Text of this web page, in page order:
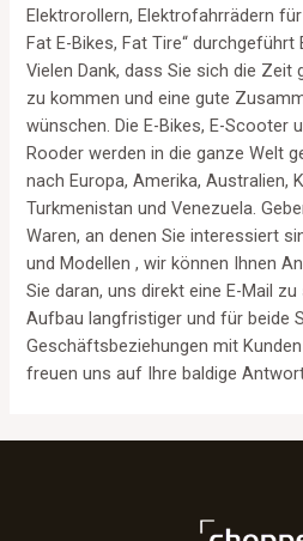
Elektrorollern, Elektrofahrrädern
Fat E-Bikes, Fat Tire“ durchgeführt
Vielen Dank, dass Sie sich die Zeit
zu kommen und eine gute
wünschen. Die E-Bikes, E-Scooter
Rooder werden in die ganze Welt
nach Europa, Amerika, Australien,
Turkmenistan und Venezuela.
Waren, an denen Sie interessiert
und Modellen , wir können Ihnen
Sie daran, uns direkt eine E-Mail
Aufbau langfristiger und für beide
Geschäftsbeziehungen mit
freuen uns auf Ihre baldige